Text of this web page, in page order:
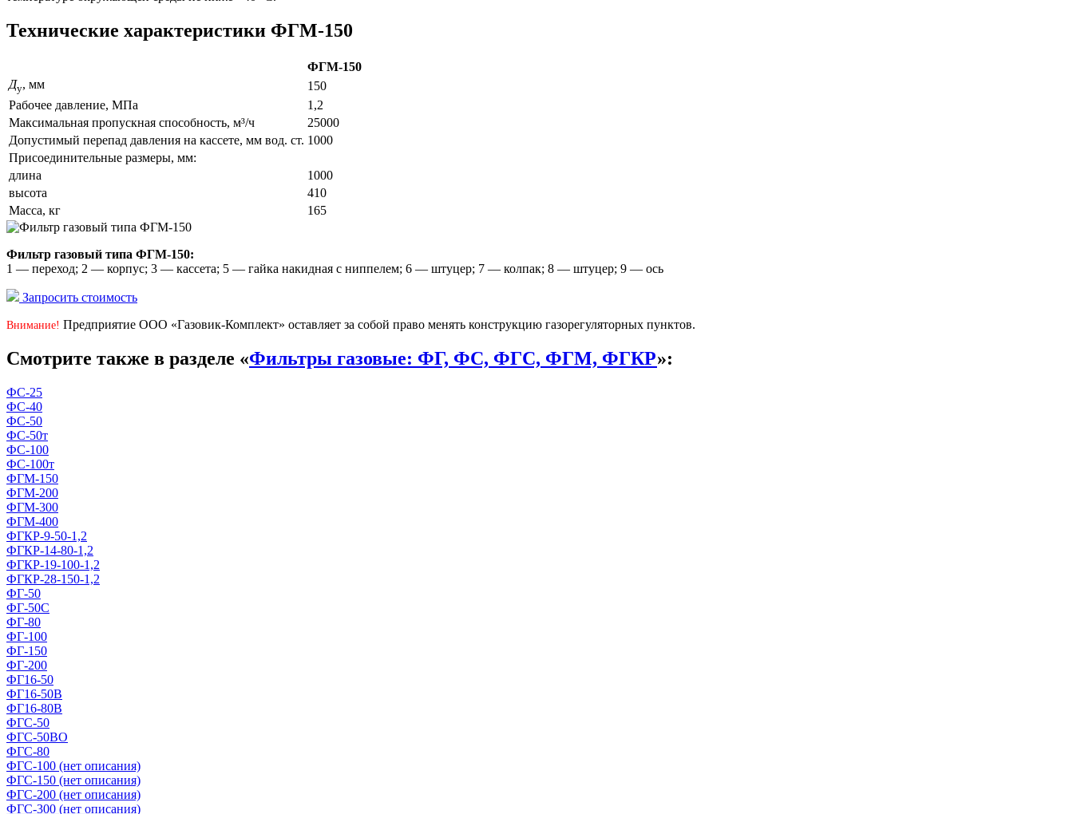
Технические характеристики ФГМ-150
ФГМ-150
Ду, мм
150
Рабочее давление, МПа
1,2
Максимальная пропускная способность, м³/ч
25000
Допустимый перепад давления на кассете, мм вод. ст. 1000
Присоединительные размеры, мм:
длина
1000
высота
410
Масса, кг
165
Фильтр газовый типа ФГМ-150:
1 — переход; 2 — корпус; 3 — кассета; 5 — гайка накидная с ниппелем; 6 — штуцер; 7 — колпак; 8 — штуцер; 9 — ось
Запросить стоимость
Внимание! Предприятие ООО «Газовик-Комплект» оставляет за собой право менять конструкцию газорегуляторных пунктов.
Смотрите также в разделе «Фильтры газовые: ФГ, ФС, ФГС, ФГМ, ФГКР»:
ФС-25
ФС-40
ФС-50
ФС-50т
ФС-100
ФС-100т
ФГМ-150
ФГМ-200
ФГМ-300
ФГМ-400
ФГКР-9-50-1,2
ФГКР-14-80-1,2
ФГКР-19-100-1,2
ФГКР-28-150-1,2
ФГ-50
ФГ-50С
ФГ-80
ФГ-100
ФГ-150
ФГ-200
ФГ16-50
ФГ16-50В
ФГ16-80В
ФГС-50
ФГС-50ВО
ФГС-80
ФГС-100 (нет описания)
ФГС-150 (нет описания)
ФГС-200 (нет описания)
ФГС-300 (нет описания)